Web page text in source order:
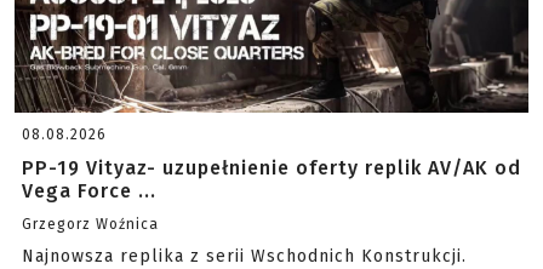
08.08.2026
PP-19 Vityaz- uzupełnienie oferty replik AV/AK od
Vega Force ...
Grzegorz Woźnica
Najnowsza replika z serii Wschodnich Konstrukcji.